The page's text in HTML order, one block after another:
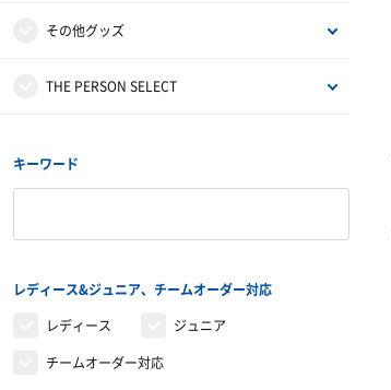
コート用品
その他グッズ・アクセサリー
その他サプリメント
グッズ・アクセサリー
足首用サポーター
その他サポーター
その他テーピンググッズ
半袖シャツ
長袖シャツ
ウィンドブレーカー・ピステ
その他グッズ
サンダル
リストバンド・ヘアバンド
THE PERSON SELECT
エクササイズマット
キーワード
レディース&ジュニア、チームオーダー対応
レディース ジュニア
チームオーダー対応